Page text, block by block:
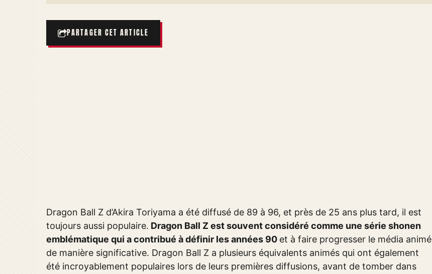
PARTAGER CET ARTICLE
Dragon Ball Z d’Akira Toriyama a été diffusé de 89 à 96, et près de 25 ans plus tard, il est
toujours aussi populaire. Dragon Ball Z est souvent considéré comme une série shonen
emblématique qui a contribué à définir les années 90 et à faire progresser le média animé
de manière significative. Dragon Ball Z a plusieurs équivalents animés qui ont également
été incroyablement populaires lors de leurs premières diffusions, avant de tomber dans